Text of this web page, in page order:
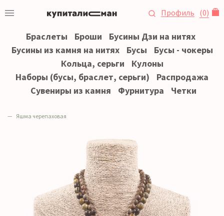
Профиль (0)
Браслеты Броши
Бусины Дзи на нитях
Бусины из камня на нитях
Бусы
Бусы - чокеры
Кольца, серьги
Кулоны
Наборы (бусы, браслет, серьги)
Распродажа
Сувениры из камня
Фурнитура Четки
Яшма черепаховая